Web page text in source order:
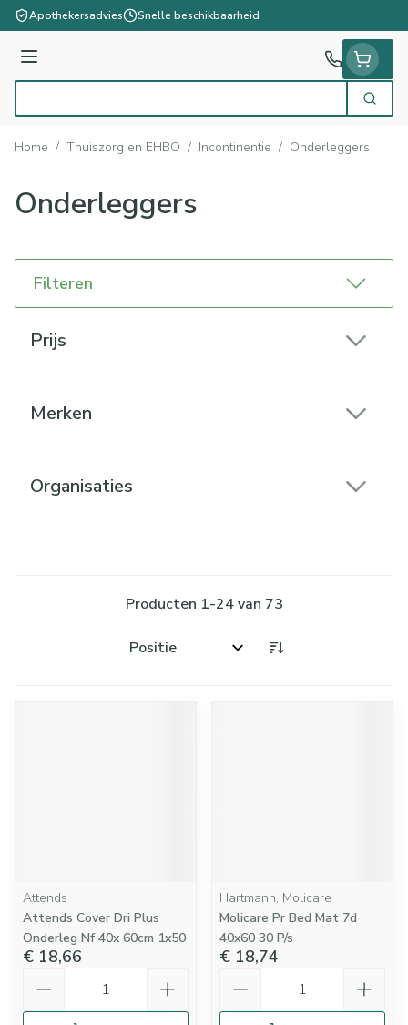
Ga naar de inhoud
Apothekersadvies Snelle beschikbaarheid
Menu
Zoek
Home / Thuiszorg en EHBO / Incontinentie / Onderleggers
Onderleggers
Filteren
Prijs
Merken
Organisaties
Producten 1-24van 73
Sorteer op:
Attends
Attends Cover Dri Plus
Onderleg Nf 40x 60cm 1x50
€ 18,66
Hartmann, Molicare
Molicare Pr Bed Mat 7d
40x60 30 P/s
€ 18,74